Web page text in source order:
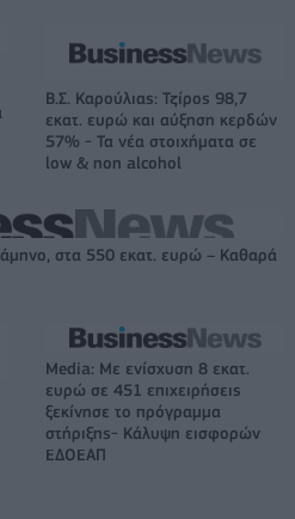
Β.Σ. Καρούλιας: Τζίρος 98,7
εκατ. ευρώ και αύξηση κερδών
57% - Τα νέα στοιχήματα σε
low & non alcohol
στα 550 εκατ. ευρώ – Καθαρά
Media: Με ενίσχυση 8 εκατ.
ευρώ σε 451 επιχειρήσεις
ξεκίνησε το πρόγραμμα
στήριξης- Κάλυψη εισφορών
ΕΔΟΕΑΠ